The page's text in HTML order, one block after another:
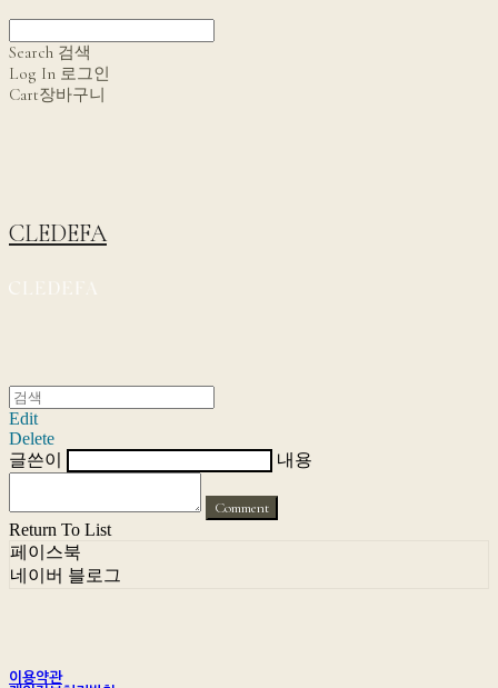
Search 검색
Log In 로그인
Cart장바구니
CLEDEFA
Edit
Delete
글쓴이
내용
Comment
Return To List
페이스북
네이버 블로그
이용약관